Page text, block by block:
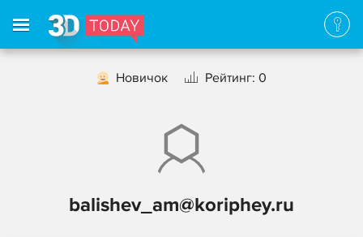
Новичок Рейтинг: 0
balishev_am@koriphey.ru